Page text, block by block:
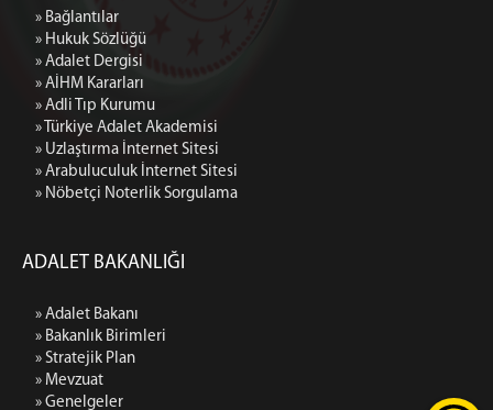
» Bağlantılar
» Hukuk Sözlüğü
» Adalet Dergisi
» AİHM Kararları
» Adli Tıp Kurumu
» Türkiye Adalet Akademisi
» Uzlaştırma İnternet Sitesi
» Arabuluculuk İnternet Sitesi
» Nöbetçi Noterlik Sorgulama
ADALET BAKANLIĞI
» Adalet Bakanı
» Bakanlık Birimleri
» Stratejik Plan
» Mevzuat
» Genelgeler